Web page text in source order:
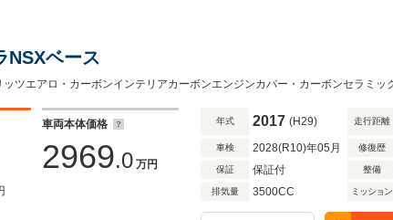
NSXベース
車両本体価格
2969.0 万円
年式 2017 (H29) 走行距離
車検 2028(R10)年05月 修復歴
保証 保証付 整備
排気量 3500CC ミッション